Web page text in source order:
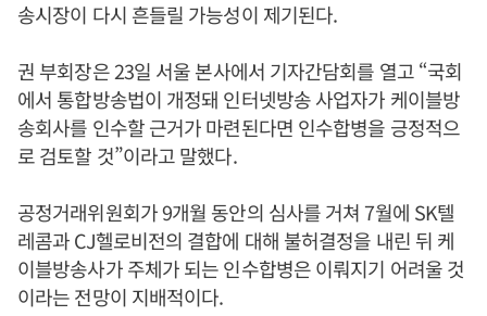
송시장이 다시 흔들릴 가능성이 제기된다.
권 부회장은 23일 서울 본사에서 기자간담회를 열고 “국회
에서 통합방송법이 개정돼 인터넷방송 사업자가 케이블방
송회사를 인수할 근거가 마련된다면 인수합병을 긍정적으
로 검토할 것”이라고 말했다.
공정거래위원회가 9개월 동안의 심사를 거쳐 7월에 SK텔
레콤과 CJ헬로비전의 결합에 대해 불허결정을 내린 뒤 케
이블방송사가 주체가 되는 인수합병은 이뤄지기 어려울 것
이라는 전망이 지배적이다.